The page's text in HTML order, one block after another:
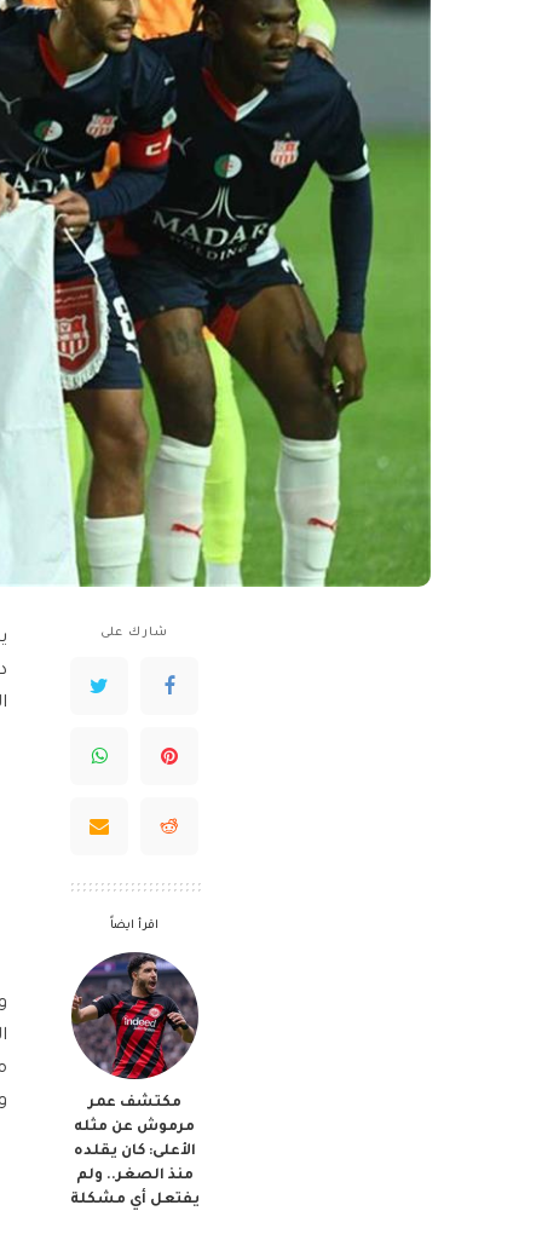
شارك على
اقرأ ايضاً
مكتشف عمر
مرموش عن مثله
الأعلى: كان يقلده
منذ الصغر.. ولم
يفتعل أي مشكلة